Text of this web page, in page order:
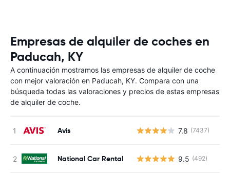
Empresas de alquiler de coches en
Paducah, KY
A continuación mostramos las empresas de alquiler de coche
con mejor valoración en Paducah, KY. Compara con una
búsqueda todas las valoraciones y precios de estas empresas
de alquiler de coche.
Avis 7.8 (7437)
National Car Rental 9.5 (492)